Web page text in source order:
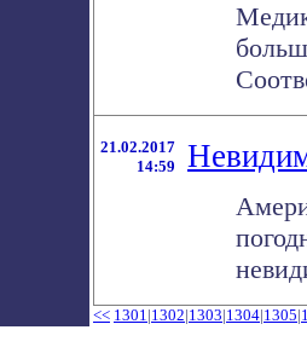
21.02.2017
14:59
<< 1301|1302|1303|1304|1305|